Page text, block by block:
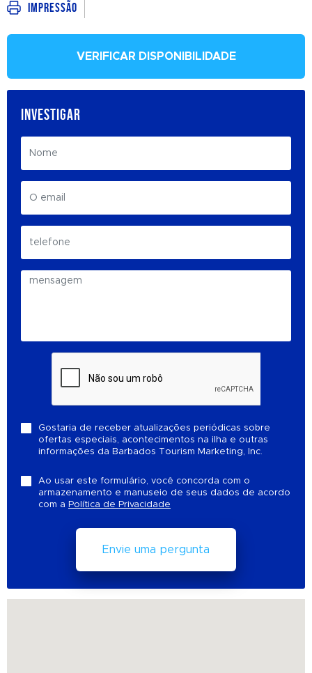
Impressão
VERIFICAR DISPONIBILIDADE
INVESTIGAR
Gostaria de receber atualizações periódicas sobre
ofertas especiais, acontecimentos na ilha e outras
informações da Barbados Tourism Marketing, Inc.
Ao usar este formulário, você concorda com o
armazenamento e manuseio de seus dados de acordo
com a Política de Privacidade